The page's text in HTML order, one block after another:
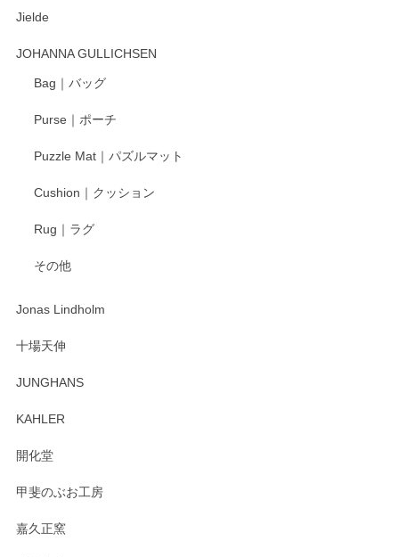
Jielde
JOHANNA GULLICHSEN
Bag｜バッグ
Purse｜ポーチ
Puzzle Mat｜パズルマット
Cushion｜クッション
Rug｜ラグ
その他
Jonas Lindholm
十場天伸
JUNGHANS
KAHLER
開化堂
甲斐のぶお工房
嘉久正窯